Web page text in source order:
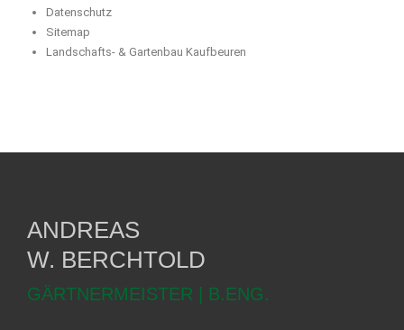
Datenschutz
Sitemap
Landschafts- & Gartenbau Kaufbeuren
ANDREAS
W. BERCHTOLD
GÄRTNERMEISTER | B.ENG.